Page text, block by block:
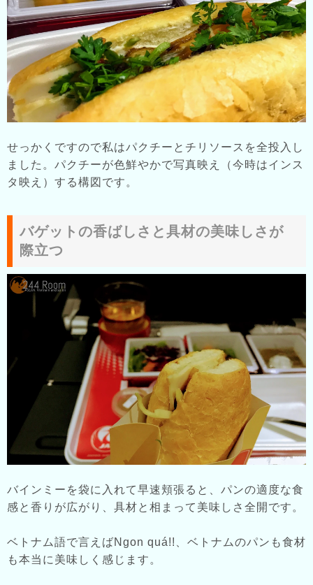
せっかくですので私はパクチーとチリソースを全投入し
ました。パクチーが色鮮やかで写真映え（今時はインス
タ映え）する構図です。
バゲットの香ばしさと具材の美味しさが
際立つ
バインミーを袋に入れて早速頬張ると、パンの適度な食
感と香りが広がり、具材と相まって美味しさ全開です。
ベトナム語で言えばNgon quá!!、ベトナムのパンも食材
も本当に美味しく感じます。